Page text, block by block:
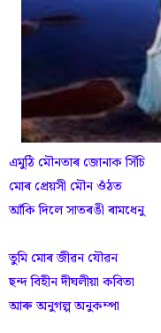
এমুঠি মৌনতাৰ জোনাক সিঁচি
মোৰ প্ৰেয়সী মৌন ওঁঠত
আঁকি দিলে সাতৰঙী ৰামধেনু
তুমি মোৰ জীৱন যৌৱন
ছন্দ বিহীন দীঘলীয়া কবিতা
আৰু অনুগল্প অনুকম্পা